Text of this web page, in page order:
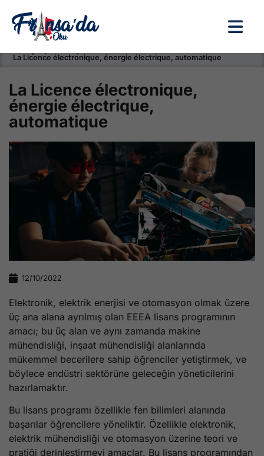
La Licence électronique, énergie électrique, automatique
La Licence électronique,
énergie électrique,
automatique
12/10/2022
Elektronik, elektrik enerjisi ve otomasyon olmak üzere
üç ana alana ayrılmış olan EEEA lisans programının
amacı; bu üç alan ve aynı zamanda makine
mühendisliği, inşaat mühendisliği alanlarında
mükemmel becerilere sahip öğrenciler yetiştirmek, ve
böylece endüstri sektörüne geleceğin yöneticilerini
hazırlamaktır.
Bu lisans programı özellikle fen bilimleri alanında
başarılar öğrencilere yöneliktir. Özellikle elektronik,
elektrik mühendisliği ve otomasyon üzerine teori ve
pratiği derinleştirmeyi amaçlar. Bu lisans programından